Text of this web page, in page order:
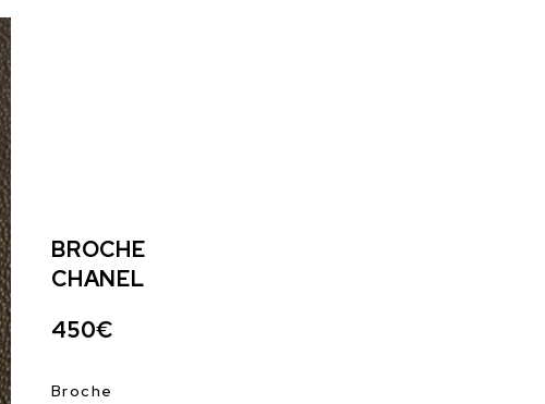
BROCHE
CHANEL
450€
Broche